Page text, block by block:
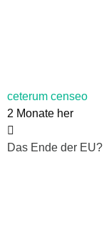
ceterum censeo
2 Monate her
Das Ende der